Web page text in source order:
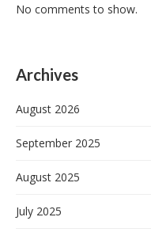
No comments to show.
Archives
August 2026
September 2025
August 2025
July 2025